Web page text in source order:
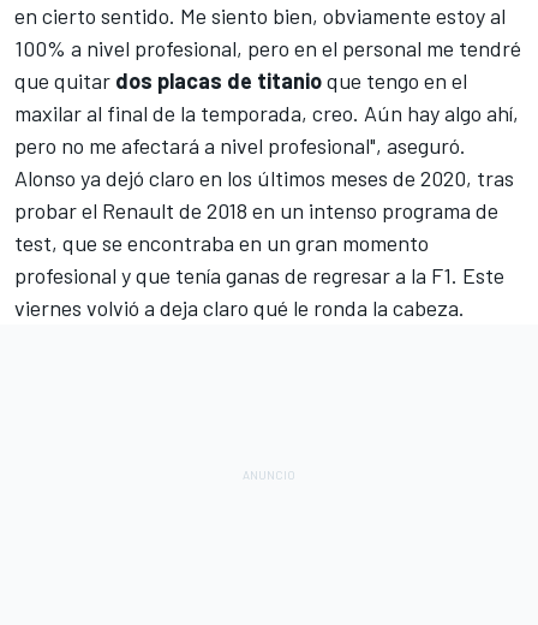
en cierto sentido. Me siento bien, obviamente estoy al
100% a nivel profesional, pero en el personal me tendré
que quitar dos placas de titanioque tengo en el
maxilar al final de la temporada, creo. Aún hay algo ahí,
pero no me afectará a nivel profesional", aseguró.
Alonso ya dejó claro en los últimos meses de 2020, tras
probar el Renault de 2018 en un intenso programa de
test, que se encontraba en un gran momento
profesional y que tenía ganas de regresar a la F1. Este
viernes volvió a deja claro qué le ronda la cabeza.